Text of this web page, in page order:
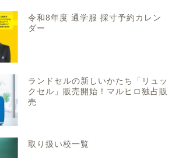
令和8年度 通学服 採寸予約カレン
ダー
ランドセルの新しいかたち「リュッ
クセル」販売開始！マルヒロ独占販
売
取り扱い校一覧